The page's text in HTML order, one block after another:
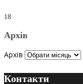
18
Архів
Архів
Контакти